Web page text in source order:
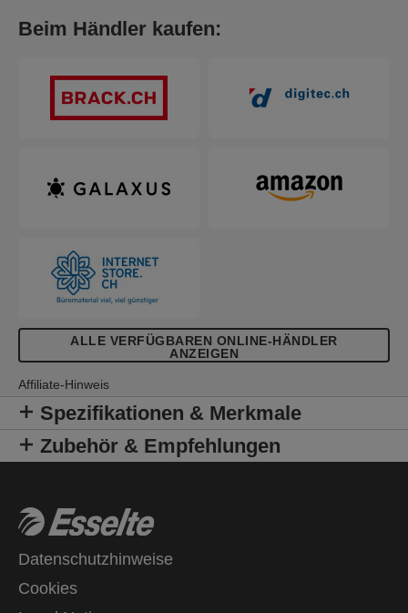
Beim Händler kaufen:
ALLE VERFÜGBAREN ONLINE-HÄNDLER
ANZEIGEN
Affiliate-Hinweis
Spezifikationen & Merkmale
Zubehör & Empfehlungen
Datenschutzhinweise
Cookies